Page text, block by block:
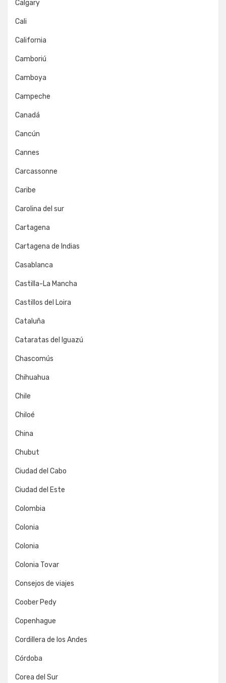
Calgary
Cali
California
Camboriú
Camboya
Campeche
Canadá
Cancún
Cannes
Carcassonne
Caribe
Carolina del sur
Cartagena
Cartagena de Indias
Casablanca
Castilla-La Mancha
Castillos del Loira
Cataluña
Cataratas del Iguazú
Chascomús
Chihuahua
Chile
Chiloé
China
Chubut
Ciudad del Cabo
Ciudad del Este
Colombia
Colonia
Colonia
Colonia Tovar
Consejos de viajes
Coober Pedy
Copenhague
Cordillera de los Andes
Córdoba
Corea del Sur